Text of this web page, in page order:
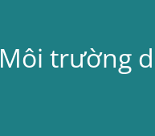
Môi trường